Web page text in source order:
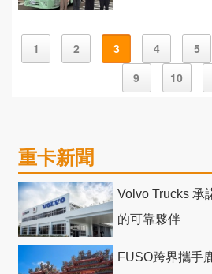
1 2 3 4 5
9
10
重卡新聞
Volvo Trucks 承
的可靠夥伴
FUSO跨界攜手